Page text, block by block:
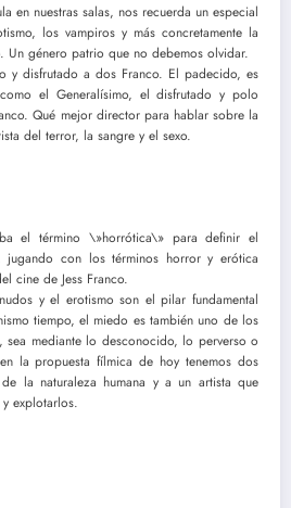
en nuestras salas, nos recuerda un especial
los vampiros y más concretamente la
Un género patrio que no debemos olvidar.
y disfrutado a dos Franco. El padecido, es
el Generalísimo, el disfrutado y polo
Qué mejor director para hablar sobre la
del terror, la sangre y el sexo.
el término \»horrótica\» para definir el
jugando con los términos horror y erótica
cine de Jess Franco.
y el erotismo son el pilar fundamental
tiempo, el miedo es también uno de los
sea mediante lo desconocido, lo perverso o
la propuesta fílmica de hoy tenemos dos
la naturaleza humana y a un artista que
explotarlos.